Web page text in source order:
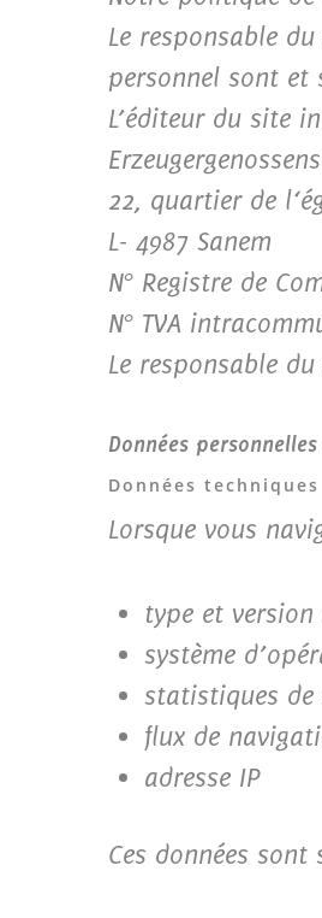
Le responsable
personnel sont et
L’éditeur du site
22, quartier de
L- 4987 Sanem
N° Registre de
N° TVA
Le responsable
Données
Données techniques
Lorsque vous
type et
système
statistiques de
flux de
adresse IP
Ces données